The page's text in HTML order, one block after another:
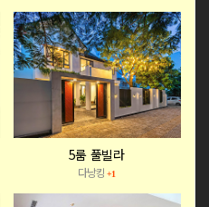
5룸 풀빌라
다낭킹 +1